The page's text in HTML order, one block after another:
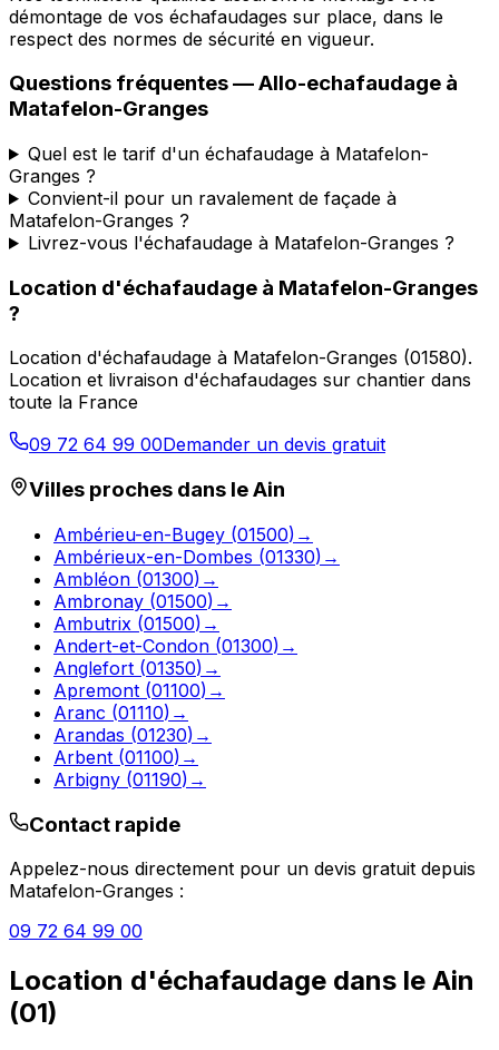
démontage de vos échafaudages sur place, dans le
respect des normes de sécurité en vigueur.
Questions fréquentes —Allo-echafaudage à
Matafelon-Granges
Quel est le tarif d'un échafaudage à Matafelon-
Granges ?
Convient-il pour un ravalement de façade à
Matafelon-Granges ?
Livrez-vous l'échafaudage à Matafelon-Granges ?
Location d'échafaudage à Matafelon-Granges
?
Location d'échafaudage à Matafelon-Granges (01580).
Location et livraison d'échafaudages sur chantier dans
toute la France
09 72 64 99 00Demander un devis gratuit
Villes proches dans leAin
Ambérieu-en-Bugey (01500) →
Ambérieux-en-Dombes (01330) →
Ambléon (01300) →
Ambronay (01500) →
Ambutrix (01500) →
Andert-et-Condon (01300) →
Anglefort (01350) →
Apremont (01100) →
Aranc (01110) →
Arandas (01230) →
Arbent (01100) →
Arbigny (01190) →
Contact rapide
Appelez-nous directement pour un devis gratuit depuis
Matafelon-Granges :
09 72 64 99 00
Location d'échafaudage dans le Ain
(01)